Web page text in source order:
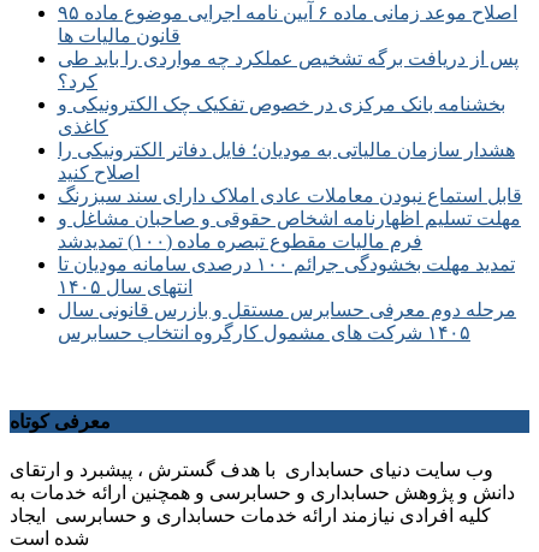
اصلاح موعد زمانی ماده ۶ آیین نامه اجرایی موضوع ماده ۹۵
قانون مالیات ها
پس از دریافت برگه تشخیص عملکرد چه مواردی را باید طی
کرد؟
بخشنامه بانک مرکزی در خصوص تفکیک چک الکترونیکی و
کاغذی
هشدار سازمان مالیاتی به مودیان؛ فایل دفاتر الکترونیکی را
اصلاح کنید
قابل استماع نبودن معاملات عادی املاک دارای سند سبزرنگ
مهلت تسلیم اظهارنامه اشخاص حقوقی و صاحبان مشاغل و
فرم مالیات مقطوع تبصره ماده (۱۰۰) تمدیدشد
تمدید مهلت بخشودگی جرائم ۱۰۰ درصدی سامانه مودیان تا
انتهای سال ۱۴۰۵
مرحله دوم معرفی حسابرس مستقل و بازرس قانونی سال
۱۴۰۵ شرکت های مشمول کارگروه انتخاب حسابرس
معرفی کوتاه
وب سایت دنیای حسابداری با هدف گسترش ، پیشبرد و ارتقای
دانش و پژوهش حسابداری و حسابرسی و همچنین ارائه خدمات به
کلیه افرادی نیازمند ارائه خدمات حسابداری و حسابرسی ایجاد
شده است